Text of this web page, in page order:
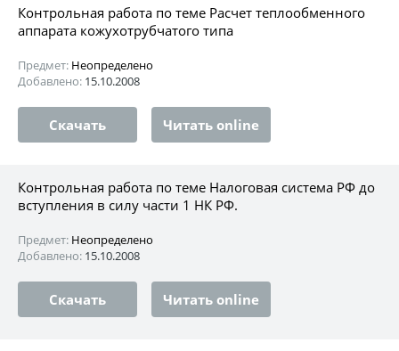
Контрольная работа по теме Расчет теплообменного
аппарата кожухотрубчатого типа
Предмет: Неопределено
Добавлено: 15.10.2008
Скачать Читать online
Контрольная работа по теме Налоговая система РФ до
вступления в силу части 1 НК РФ.
Предмет: Неопределено
Добавлено: 15.10.2008
Скачать Читать online